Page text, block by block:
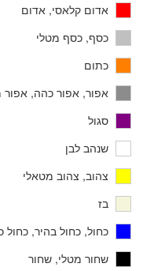
אדום קלאסי, אדום
כסף, כסף מטלי
כתום
אפור, אפור כהה,
סגול
שנהב לבן
צהוב, צהוב מטאלי
בז
כחול, כחול בהיר,
שחור מטלי, שחור